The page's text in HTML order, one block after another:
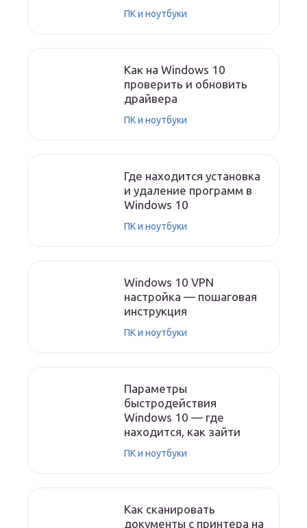
ПК и ноутбуки
Как на Windows 10
проверить и обновить
драйвера
ПК и ноутбуки
Где находится установка
и удаление программ в
Windows 10
ПК и ноутбуки
Windows 10 VPN
настройка — пошаговая
инструкция
ПК и ноутбуки
Параметры
быстродействия
Windows 10 — где
находится, как зайти
ПК и ноутбуки
Как сканировать
документы с принтера на